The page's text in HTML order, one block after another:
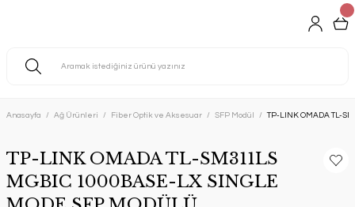
Anasayfa Ağ Ürünleri Fiber Optik ve Aksesuar SFP Modül TP-LINK OMADA TL-
TP-LINK OMADA TL-SM311LS
MGBIC 1000BASE-LX SINGLE